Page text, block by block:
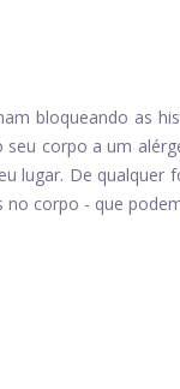
bloqueando as
corpo a um
lugar. De
corpo - que